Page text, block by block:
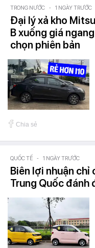
TRONG NƯỚC - 1 NGÀY TRƯỚC
Đại lý xả kho
B xuống giá
chọn phiên bản
Chia sẻ
QUỐC TẾ - 1 NGÀY TRƯỚC
Biên lợi nhuận chỉ
Trung Quốc đánh